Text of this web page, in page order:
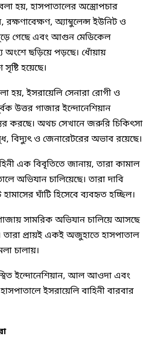
হয়, হাসপাতালের অস্ত্রোপচার
রক্ষণাবেক্ষণ, অ্যাম্বুলেন্স ইউনিট ও
গেছে এবং আগুন মেডিকেল
অংশে ছড়িয়ে পড়ছে। ধোঁয়ায়
হয়েছে।
হয়, ইসরায়েলি সেনারা রোগী ও
উত্তর গাজার ইন্দোনেশিয়ান
করছে। অথচ সেখানে জরুরি চিকিৎসা
বিদ্যুৎ ও জেনারেটরের অভাব রয়েছে।
এক বিবৃতিতে জানায়, তারা কামাল
অভিযান চালিয়েছে। তারা দাবি
ঘাঁটি হিসেবে ব্যবহৃত হচ্ছিল।
সামরিক অভিযান চালিয়ে আসছে
তারা প্রায়ই একই অজুহাতে হাসপাতাল
চালায়।
ইন্দোনেশিয়ান, আল আওদা এবং
ইসরায়েলি বাহিনী বারবার